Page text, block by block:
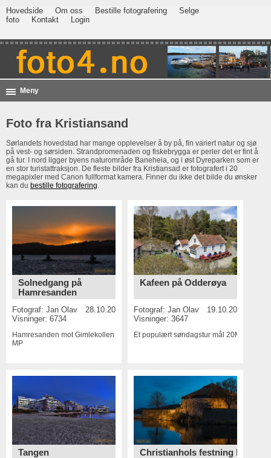
Hovedside Om oss Bestille fotografering
Selge
foto
Kontakt Login
Meny
Foto fra Kristiansand
Sørlandets hovedstad har mange opplevelser å by på, fin variert natur og sjø
på vest- og sørsiden. Strandpromenaden og fiskebrygga er perler det er fint å
gå tur. I nord ligger byens naturområde Baneheia, og i øst Dyreparken som er
en stor turistattraksjon. De fleste bilder fra Kristiansad er fotografert i 20
megapixler med Canon fullformat kamera. Finner du ikke det bilde du ønsker
kan du bestille fotografering
Solnedgang på
Hamresanden
Fotograf: Jan Olav
28.10.2016
Visninger: 6734
Hamresanden mot Gimlekollen
MP
Kafeen på Odderøya
Fotograf:Jan Olav
19.10.2016
Visninger: 3647
Et populært søndagstur mål20MP
Tangen Christianhols festning kveld